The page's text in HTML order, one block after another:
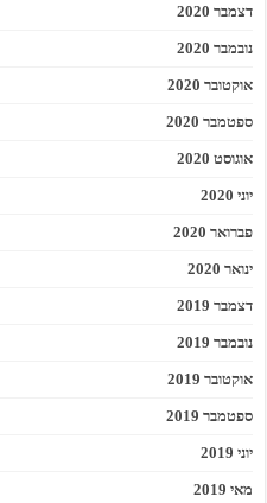
דצמבר 2020
נובמבר 2020
אוקטובר 2020
ספטמבר 2020
אוגוסט 2020
יוני 2020
פברואר 2020
ינואר 2020
דצמבר 2019
נובמבר 2019
אוקטובר 2019
ספטמבר 2019
יוני 2019
מאי 2019